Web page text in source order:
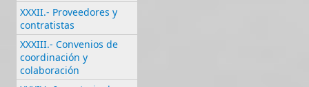
XXXII.- Proveedores y
contratistas
XXXIII.- Convenios de
coordinación y
colaboración